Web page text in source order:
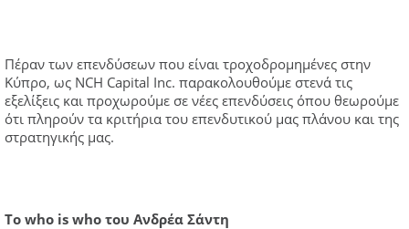
Πέραν των επενδύσεων που είναι τροχοδρομημένες στην
Κύπρο, ως NCH Capital Inc. παρακολουθούμε στενά τις
εξελίξεις και προχωρούμε σε νέες επενδύσεις όπου θεωρούμε
ότι πληρούν τα κριτήρια του επενδυτικού μας πλάνου και της
στρατηγικής μας.
Το who is who του Ανδρέα Σάντη